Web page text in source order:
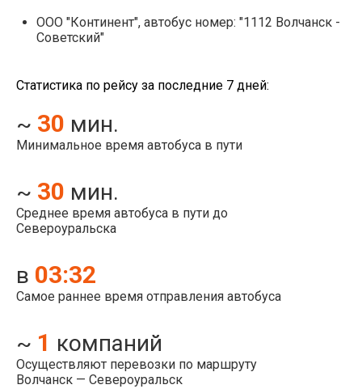
ООО "Континент", автобус номер: "1112 Волчанск -
Советский"
Статистика по рейсу за последние 7 дней:
~ 30 мин.
Минимальное время автобуса в пути
~ 30 мин.
Среднее время автобуса в пути до
Североуральска
в 03:32
Самое раннее время отправления автобуса
~ 1 компаний
Осуществляют перевозки по маршруту
Волчанск — Североуральск